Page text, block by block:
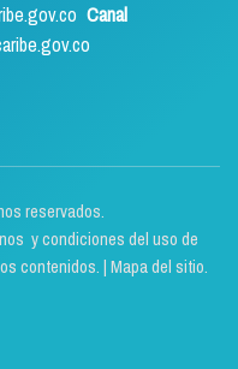
Canal
reservados.
y condiciones del uso de
contenidos. | Mapa del sitio.